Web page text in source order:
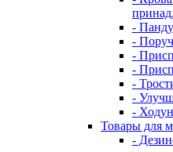
-
-
-
-
-
-
-
Товары для
-